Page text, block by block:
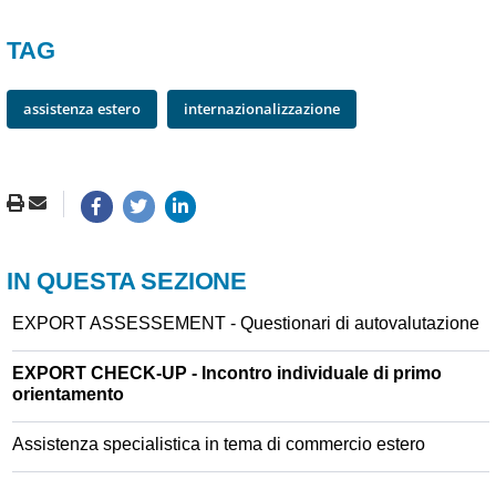
TAG
assistenza estero internazionalizzazione
IN QUESTA SEZIONE
EXPORT ASSESSEMENT - Questionari di autovalutazione
EXPORT CHECK-UP - Incontro individuale di primo
orientamento
Assistenza specialistica in tema di commercio estero